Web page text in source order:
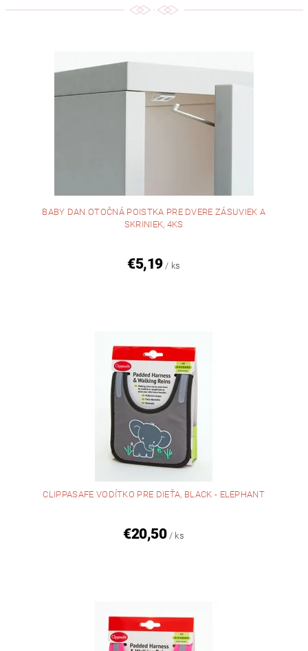
BABY DAN OTOČNÁ POISTKA PRE DVERE ZÁSUVIEK A
SKRINIEK, 4KS
€5,19 / ks
CLIPPASAFE VODÍTKO PRE DIEŤA, BLACK - ELEPHANT
€20,50 / ks